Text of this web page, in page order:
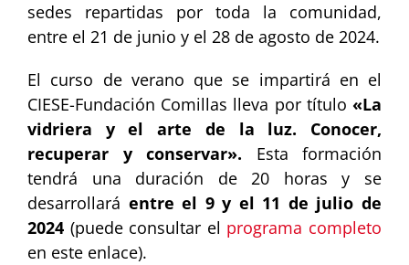
sedes repartidas por toda la comunidad,
entre el 21 de junio y el 28 de agosto de 2024.
El curso de verano que se impartirá en el
CIESE-Fundación Comillas lleva por título «La
vidriera y el arte de la luz. Conocer,
recuperar y conservar». Esta formación
tendrá una duración de 20 horas y se
desarrollará entre el 9 y el 11 de julio de
2024 (puede consultar el programa completo
en este enlace).